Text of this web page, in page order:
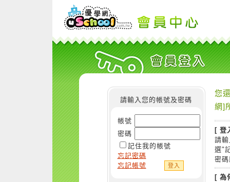
請輸入您的帳號及密碼
帳號
密碼
記住我的帳號
忘記密碼
忘記帳號
您
網]
[ 登
請
選"
密
[ 為